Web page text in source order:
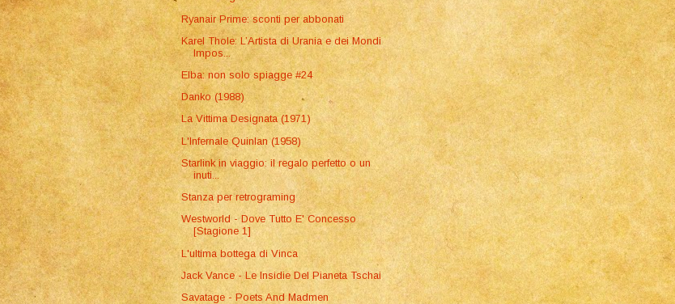
Ryanair Prime: sconti per abbonati
Karel Thole: L’Artista di Urania e dei Mondi
Impos...
Elba: non solo spiagge #24
Danko (1988)
La Vittima Designata (1971)
L'Infernale Quinlan (1958)
Starlink in viaggio: il regalo perfetto o un
inuti...
Stanza per retrograming
Westworld - Dove Tutto E' Concesso
[Stagione 1]
L'ultima bottega di Vinca
Jack Vance - Le Insidie Del Pianeta Tschai
Savatage - Poets And Madmen